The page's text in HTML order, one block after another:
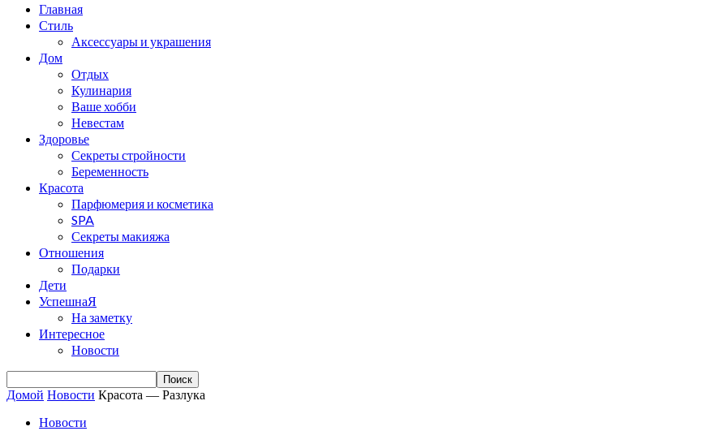
Главная
Стиль
Аксессуары и украшения
Дом
Отдых
Кулинария
Ваше хобби
Невестам
Здоровье
Секреты стройности
Беременность
Красота
Парфюмерия и косметика
SPA
Секреты макияжа
Отношения
Подарки
Дети
УспешнаЯ
На заметку
Интересное
Новости
Домой Новости Красота — Разлука
Новости